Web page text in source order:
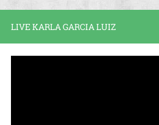
LIVE KARLA GARCIA LUIZ